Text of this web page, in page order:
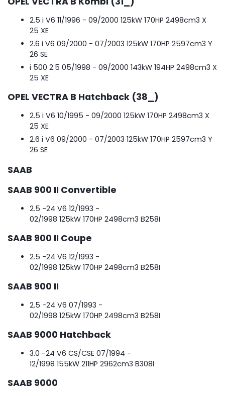
2.5 i V6 11/1996 - 09/2000 125kW 170HP 2498cm3 X
25 XE
2.6 i V6 09/2000 - 07/2003 125kW 170HP 2597cm3 Y
26 SE
i 500 2.5 05/1998 - 09/2000 143kW 194HP 2498cm3 X
25 XE
OPEL VECTRA B Hatchback (38_)
2.5 i V6 10/1995 - 09/2000 125kW 170HP 2498cm3 X
25 XE
2.6 i V6 09/2000 - 07/2003 125kW 170HP 2597cm3 Y
26 SE
SAAB
SAAB 900 II Convertible
2.5 -24 V6 12/1993 -
02/1998 125kW 170HP 2498cm3 B258I
SAAB 900 II Coupe
2.5 -24 V6 12/1993 -
02/1998 125kW 170HP 2498cm3 B258I
SAAB 900 II
2.5 -24 V6 07/1993 -
02/1998 125kW 170HP 2498cm3 B258I
SAAB 9000 Hatchback
3.0 -24 V6 CS/CSE 07/1994 -
12/1998 155kW 211HP 2962cm3 B308I
SAAB 9000